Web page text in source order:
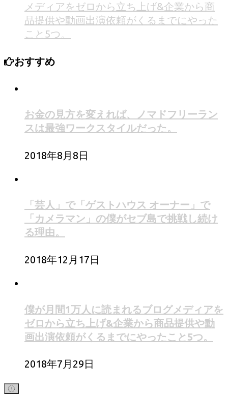
メディアをゼロから立ち上げ&企業から商
品提供や動画出演依頼がくるまでにやった
こと5つ。
おすすめ
お金の見方を変えれば、ノマドフリーラン
スは最強ワークスタイルだった。
2018年8月8日
「芸人」で「ゲストハウス オーナー」で
「カメラマン」の僕がセブ島で挑戦し続け
る理由。
2018年12月17日
僕が月間1万人に読まれるブログメディアを
ゼロから立ち上げ&企業から商品提供や動
画出演依頼がくるまでにやったこと5つ。
2018年7月29日